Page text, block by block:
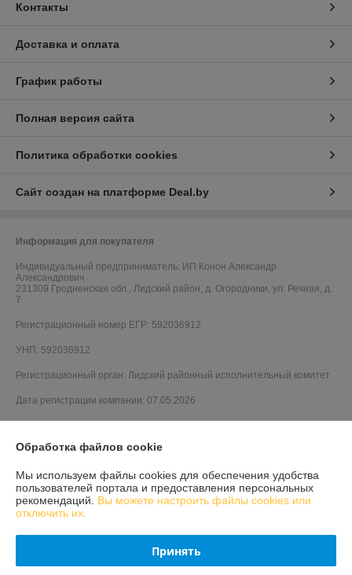
Контакты
Доставка и оплата
График работы
Полная версия сайта
Политика обработки cookies
Сайт создан на платформе Deal.by
Информация для покупателя
Индивидуальный предприниматель: ИП Конон Александр
Александрович
231309 Гродненская обл., Лидский район, д. Огородники, ул. Речная, д.
7
Регистрационный номер ЕГР: 592036912
УНП: 592036912
Регистрационный орган: Лидский районный исполнительный комитет
Дата регистрации компании: 07.05.2026
Обработка файлов cookie
Мы используем файлы cookies для обеспечения удобства
пользователей портала и предоставления персональных
рекомендаций. Вы можете настроить файлы cookies или
отключить их.
Принять